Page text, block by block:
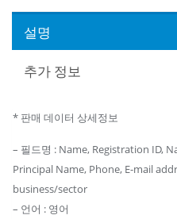
몰
스
원
리
스
트
설명
추가 정보
* 판매 데이터 상세정보
– 필드명 : Name, Registration ID,
Principal Name, Phone, E-mail
business/sector
– 언어 : 영어